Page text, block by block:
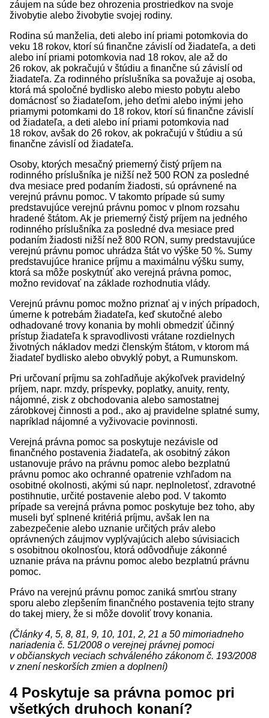
záujem na súde bez ohrozenia prostriedkov na svoje
živobytie alebo živobytie svojej rodiny.
Rodina sú manželia, deti alebo iní priami potomkovia do
veku 18 rokov, ktorí sú finančne závislí od žiadateľa, a deti
alebo iní priami potomkovia nad 18 rokov, ale až do
26 rokov, ak pokračujú v štúdiu a finančne sú závislí od
žiadateľa. Za rodinného príslušníka sa považuje aj osoba,
ktorá má spoločné bydlisko alebo miesto pobytu alebo
domácnosť so žiadateľom, jeho deťmi alebo inými jeho
priamymi potomkami do 18 rokov, ktorí sú finančne závislí
od žiadateľa, a deti alebo iní priami potomkovia nad
18 rokov, avšak do 26 rokov, ak pokračujú v štúdiu a sú
finančne závislí od žiadateľa.
Osoby, ktorých mesačný priemerný čistý príjem na
rodinného príslušníka je nižší než 500 RON za posledné
dva mesiace pred podaním žiadosti, sú oprávnené na
verejnú právnu pomoc. V takomto prípade sú sumy
predstavujúce verejnú právnu pomoc v plnom rozsahu
hradené štátom. Ak je priemerný čistý príjem na jedného
rodinného príslušníka za posledné dva mesiace pred
podaním žiadosti nižší než 800 RON, sumy predstavujúce
verejnú právnu pomoc uhrádza štát vo výške 50 %. Sumy
predstavujúce hranice príjmu a maximálnu výšku sumy,
ktorá sa môže poskytnúť ako verejná právna pomoc,
možno revidovať na základe rozhodnutia vlády.
Verejnú právnu pomoc možno priznať aj v iných prípadoch,
úmerne k potrebám žiadateľa, keď skutočné alebo
odhadované trovy konania by mohli obmedziť účinný
prístup žiadateľa k spravodlivosti vrátane rozdielnych
životných nákladov medzi členským štátom, v ktorom má
žiadateľ bydlisko alebo obvyklý pobyt, a Rumunskom.
Pri určovaní príjmu sa zohľadňuje akýkoľvek pravidelný
príjem, napr. mzdy, príspevky, poplatky, anuity, renty,
nájomné, zisk z obchodovania alebo samostatnej
zárobkovej činnosti a pod., ako aj pravidelne splatné sumy,
napríklad nájomné a vyživovacie povinnosti.
Verejná právna pomoc sa poskytuje nezávisle od
finančného postavenia žiadateľa, ak osobitný zákon
ustanovuje právo na právnu pomoc alebo bezplatnú
právnu pomoc ako ochranné opatrenie vzhľadom na
osobitné okolnosti, akými sú napr. neplnoletosť, zdravotné
postihnutie, určité postavenie alebo pod. V takomto
prípade sa verejná právna pomoc poskytuje bez toho, aby
museli byť splnené kritériá príjmu, avšak len na
zabezpečenie alebo uznanie určitých práv alebo
oprávnených záujmov vyplývajúcich alebo súvisiacich
s osobitnou okolnosťou, ktorá odôvodňuje zákonné
uznanie práva na právnu pomoc alebo bezplatnú právnu
pomoc.
Právo na verejnú právnu pomoc zaniká smrťou strany
sporu alebo zlepšením finančného postavenia tejto strany
do takej miery, že si môže dovoliť trovy konania.
(Články 4, 5, 8, 81, 9, 10, 101, 2, 21 a 50 mimoriadneho
nariadenia č. 51/2008 o verejnej právnej pomoci
v občianskych veciach schváleného zákonom č. 193/2008
v znení neskorších zmien a doplnení)
4Poskytuje sa právna pomoc pri
všetkých druhoch konaní?